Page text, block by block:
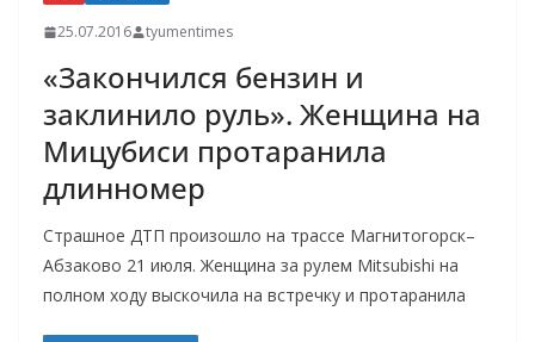
25.07.2016 tyumentimes
«Закончился бензин и
заклинило руль». Женщина на
Мицубиси протаранила
длинномер
Страшное ДТП произошло на трассе Магнитогорск–
Абзаково 21 июля. Женщина за рулем Mitsubishi на
полном ходу выскочила на встречку и протаранила